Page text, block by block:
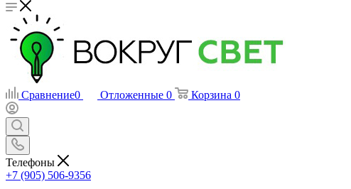
Сравнение0 Отложенные 0 Корзина 0
Телефоны
+7 (905) 506-9356